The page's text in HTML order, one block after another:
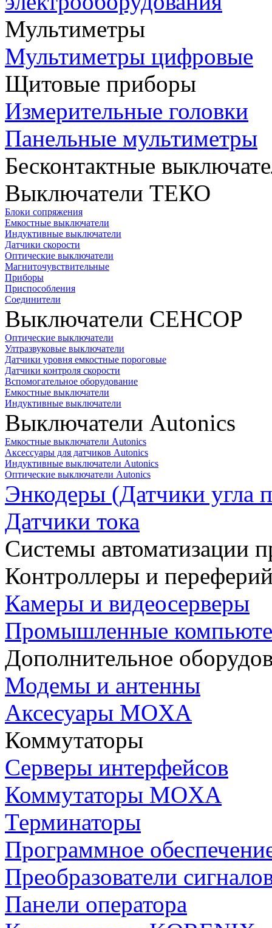
Мультиметры
Мультиметры цифровые
Щитовые приборы
Измерительные головки
Панельные мультиметры
Бесконтактные
Выключатели ТЕКО
Блоки сопряжения
Емкостные выключатели
Индуктивные выключатели
Датчики скорости
Оптические выключатели
Магниточувствительные
Приборы
Приспособления
Соединители
Выключатели СЕНСОР
Оптические выключатели
Ултразвуковые выключатели
Датчики уровня емкостные пороговые
Датчики контроля скорости
Вспомогательное оборудование
Емкостные выключатели
Индуктивные выключатели
Выключатели Autonics
Емкостные выключатели Autonics
Аксессуары для датчиков Autonics
Индуктивные выключатели Autonics
Оптические выключатели Autonics
Энкодеры (Датчики угла
Датчики тока
Системы автоматизации
Контроллеры и
Камеры и видеосерверы
Промышленные
Дополнительное
Модемы и антенны
Аксесуары MOXA
Коммутаторы
Серверы интерфейсов
Коммутаторы MOXA
Терминаторы
Программное
Преобразователи
Панели оператора